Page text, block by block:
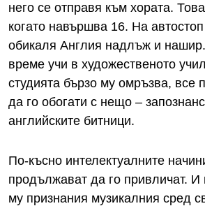
него се отправя към хората.
когато навършва 16. На
обикаля Англия надлъж и
време учи в художественото
студията бързо му омръзва, все
да го обогати с нещо –
английските битници.
По-късно интелектуалните
продължават да го привличат. И
му признания музикалния сред